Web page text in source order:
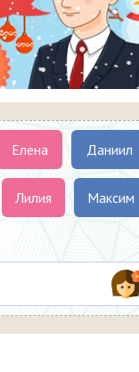
Елена Даниил
Лилия Максим